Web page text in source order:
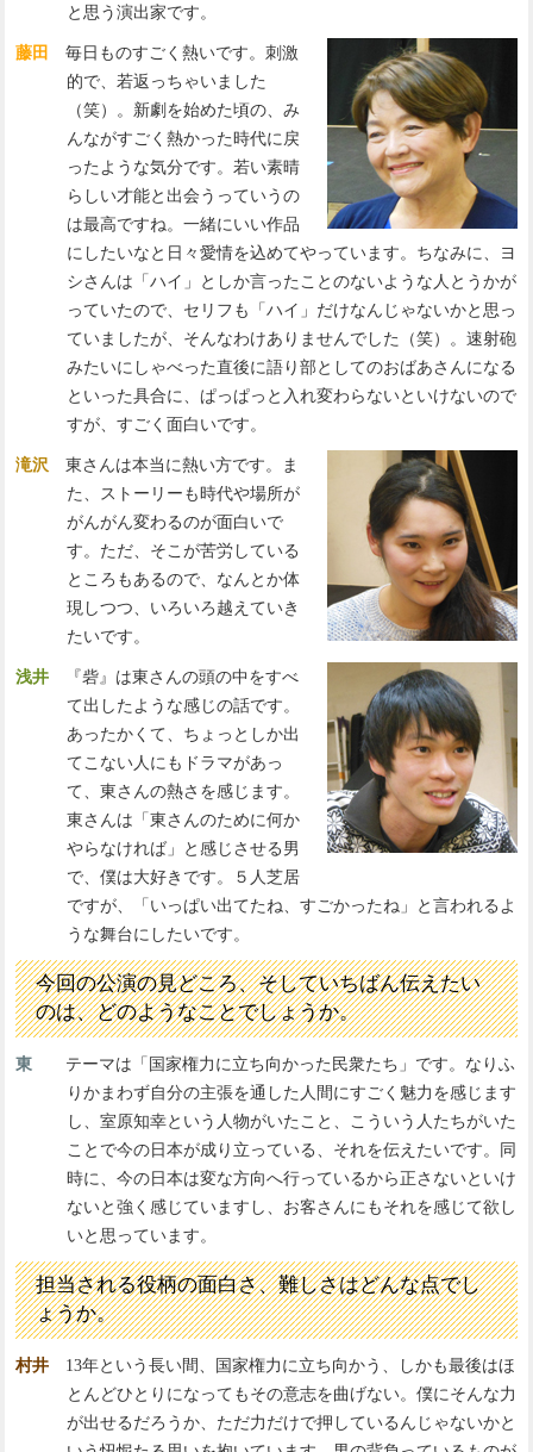
と思う演出家です。
藤田 毎日ものすごく熱いです。刺激
的で、若返っちゃいました
（笑）。新劇を始めた頃の、み
んながすごく熱かった時代に戻
ったような気分です。若い素晴
らしい才能と出会うっていうの
は最高ですね。一緒にいい作品
にしたいなと日々愛情を込めてやっています。ちなみに、ヨ
シさんは「ハイ」としか言ったことのないような人とうかが
っていたので、セリフも「ハイ」だけなんじゃないかと思っ
ていましたが、そんなわけありませんでした（笑）。速射砲
みたいにしゃべった直後に語り部としてのおばあさんになる
といった具合に、ぱっぱっと入れ変わらないといけないので
すが、すごく面白いです。
滝沢 東さんは本当に熱い方です。ま
た、ストーリーも時代や場所が
がんがん変わるのが面白いで
す。ただ、そこが苦労している
ところもあるので、なんとか体
現しつつ、いろいろ越えていき
たいです。
浅井 『砦』は東さんの頭の中をすべ
て出したような感じの話です。
あったかくて、ちょっとしか出
てこない人にもドラマがあっ
て、東さんの熱さを感じます。
東さんは「東さんのために何か
やらなければ」と感じさせる男
で、僕は大好きです。５人芝居
ですが、「いっぱい出てたね、すごかったね」と言われるよ
うな舞台にしたいです。
今回の公演の見どころ、そしていちばん伝えたい
のは、どのようなことでしょうか。
東 テーマは「国家権力に立ち向かった民衆たち」です。なりふ
りかまわず自分の主張を通した人間にすごく魅力を感じます
し、室原知幸という人物がいたこと、こういう人たちがいた
ことで今の日本が成り立っている、それを伝えたいです。同
時に、今の日本は変な方向へ行っているから正さないといけ
ないと強く感じていますし、お客さんにもそれを感じて欲し
いと思っています。
担当される役柄の面白さ、難しさはどんな点でし
ょうか。
村井 13年という長い間、国家権力に立ち向かう、しかも最後はほ
とんどひとりになってもその意志を曲げない。僕にそんな力
が出せるだろうか、ただ力だけで押しているんじゃないかと